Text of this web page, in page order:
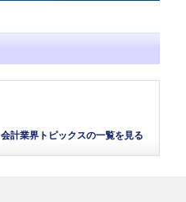
会計業界トピックスの一覧を見る